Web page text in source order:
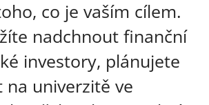
co je vaším cílem.
nadchnout finanční
investory, plánujete
na univerzitě ve